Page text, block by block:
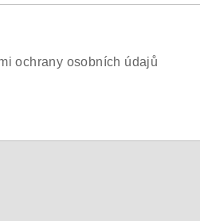
ochrany osobních údajů